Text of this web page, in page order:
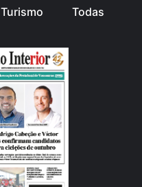
Turismo
Todas